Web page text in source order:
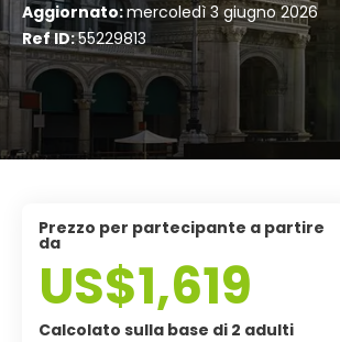
Aggiornato:mercoledì 3 giugno 2026
Ref ID:55229813
Prezzo per partecipante a partire
da
US$1,619
Calcolato sulla base di 2 adulti